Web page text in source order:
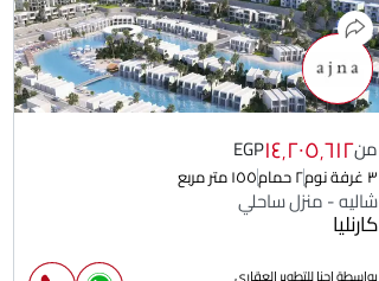
من١٤٬٢٠٥٬٦١٢EGP
٣ غرفة نوم ٢ حمام ١٥٥ متر مربع
شاليه - منزل ساحلي
كارنليا
بواسطة اجنا للتطوير العقارى